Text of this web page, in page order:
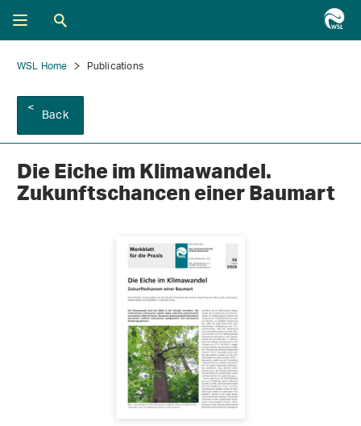
WSL Home Publications
Back
Die Eiche im Klimawandel.
Zukunftschancen einer Baumart